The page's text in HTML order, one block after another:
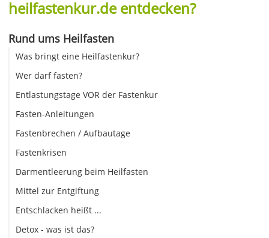
heilfastenkur.de entdecken?
Rund ums Heilfasten
Was bringt eine Heilfastenkur?
Wer darf fasten?
Entlastungstage VOR der Fastenkur
Fasten-Anleitungen
Fastenbrechen / Aufbautage
Fastenkrisen
Darmentleerung beim Heilfasten
Mittel zur Entgiftung
Entschlacken heißt ...
Detox - was ist das?